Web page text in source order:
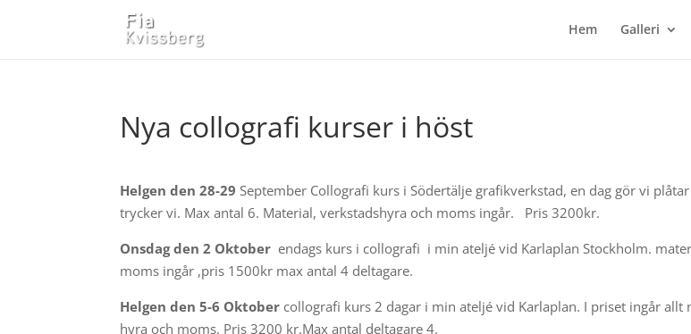
Hem Galleri
Nya collografi kurser i höst
Helgen den 28-29 September Collografi kurs i Södertälje grafikverkstad, en dag gör vi
trycker vi. Max antal 6. Material, verkstadshyra och moms ingår. Pris 3200kr.
Onsdag den 2 Oktober endags kurs i collografi i min ateljé vid Karlaplan Stockholm.
moms ingår ,pris 1500kr max antal 4 deltagare.
Helgen den 5-6 Oktober collografi kurs 2 dagar i min ateljé vid Karlaplan. I priset ingår allt
hyra och moms. Pris 3200 kr.Max antal deltagare 4.